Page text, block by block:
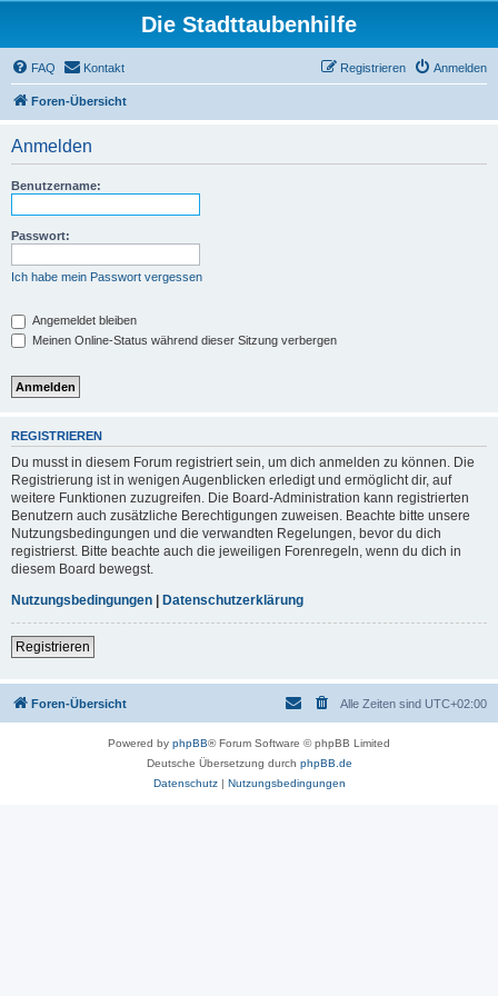
Die Stadttaubenhilfe
FAQ Kontakt Anmelden
Registrieren
Foren-Übersicht
Anmelden
Benutzername:
Passwort:
Ich habe mein Passwort vergessen
Angemeldet bleiben
Meinen Online-Status während dieser Sitzung verbergen
REGISTRIEREN
Du musst in diesem Forum registriert sein, um dich anmelden zu können. Die
Registrierung ist in wenigen Augenblicken erledigt und ermöglicht dir, auf
weitere Funktionen zuzugreifen. Die Board-Administration kann registrierten
Benutzern auch zusätzliche Berechtigungen zuweisen. Beachte bitte unsere
Nutzungsbedingungen und die verwandten Regelungen, bevor du dich
registrierst. Bitte beachte auch die jeweiligen Forenregeln, wenn du dich in
diesem Board bewegst.
Nutzungsbedingungen | Datenschutzerklärung
Registrieren
Foren-Übersicht Alle Zeiten sind UTC+02:00
Powered by phpBB® Forum Software © phpBB Limited
Deutsche Übersetzung durch phpBB.de
Datenschutz| Nutzungsbedingungen